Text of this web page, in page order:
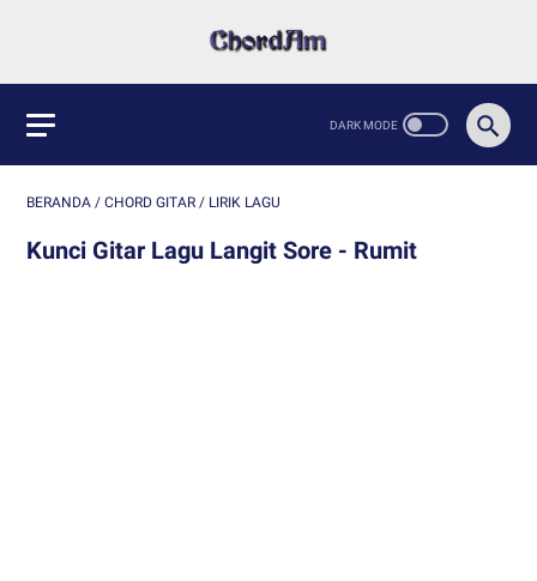
BERANDA / CHORD GITAR / LIRIK LAGU
Kunci Gitar Lagu Langit Sore - Rumit